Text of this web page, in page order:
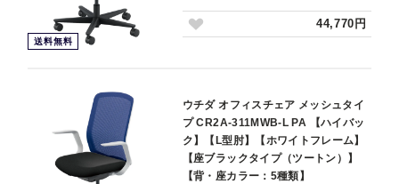
送料無料
44,770円
ウチダ オフィスチェア メッシュタイ
プ CR2A-311MWB-L PA 【ハイバッ
ク】【L型肘】【ホワイトフレーム】
【座ブラックタイプ（ツートン）】
【背・座カラー：5種類】